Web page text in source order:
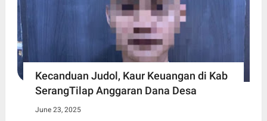
Kecanduan Judol, Kaur Keuangan di Kab
SerangTilap Anggaran Dana Desa
June 23, 2025